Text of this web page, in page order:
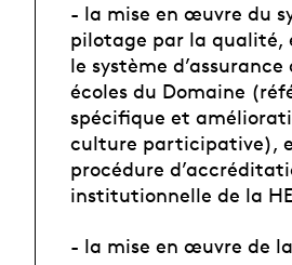
- la mise en œuvre du
pilotage par la qualité,
le système
écoles du Domaine
spécifique et
culture participative),
procédure
institutionnelle de la
- la mise en œuvre de